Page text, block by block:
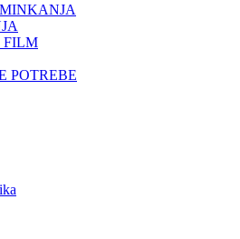
FILM
POTREBE